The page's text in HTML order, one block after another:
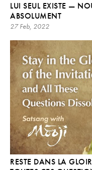
LUI SEUL EXISTE —
ABSOLUMENT
27 Feb, 2022
RESTE DANS LA